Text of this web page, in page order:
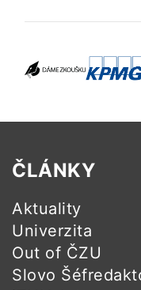
ČLÁNKY
Aktuality
Univerzita
Out of ČZU
Slovo